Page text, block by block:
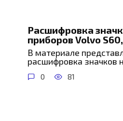
Расшифровка
приборов Volvo
В материале
расшифровка значков
0 81